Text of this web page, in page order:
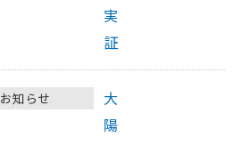
実
証
お知らせ
大
陽